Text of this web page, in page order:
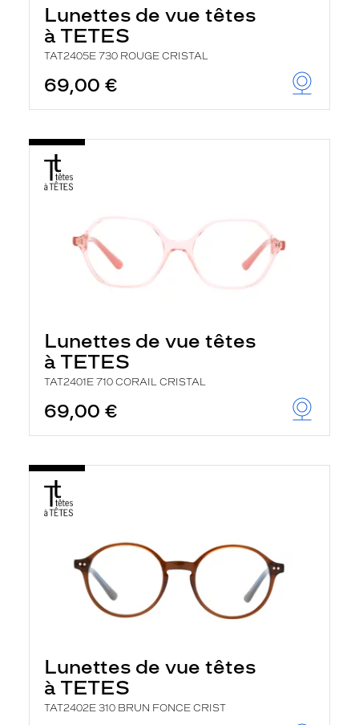
Lunettes de vue têtes
à TETES
TAT2405E 730 ROUGE CRISTAL
69,00 €
Lunettes de vue têtes
à TETES
TAT2401E 710 CORAIL CRISTAL
69,00 €
Lunettes de vue têtes
à TETES
TAT2402E 310 BRUN FONCE CRIST